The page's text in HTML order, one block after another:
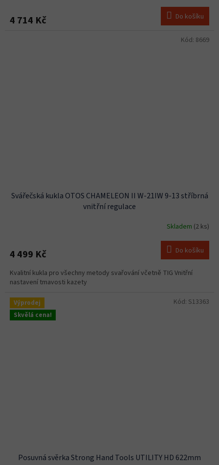
4 714 Kč Do košíku
Svářečská kukla OTOS CHAMELEON II W-21IW 9-13 stříbrná
vnitřní regulace
Skladem (2 ks)
4 499 Kč Do košíku
Kvalitní kukla pro všechny metody svařování včetně TIG Vnitřní
nastavení tmavosti kazety
Kód: 8669
Výprodej
Skvělá cena!
Posuvná svěrka Strong Hand Tools UTILITY HD 622mm
Kód: S13363